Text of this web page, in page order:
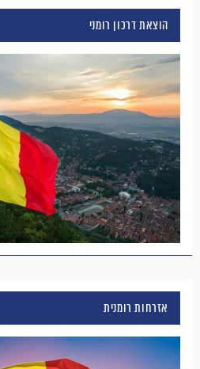
הוצאת דרכון רומני
אזרחות רומנית